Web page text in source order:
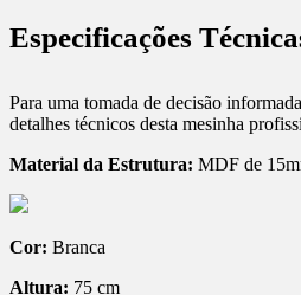
Especificações
Para uma tomada de decisão
detalhes técnicos desta mesinha
Material da Estrutura: MDF de
Cor: Branca
Altura: 75 cm